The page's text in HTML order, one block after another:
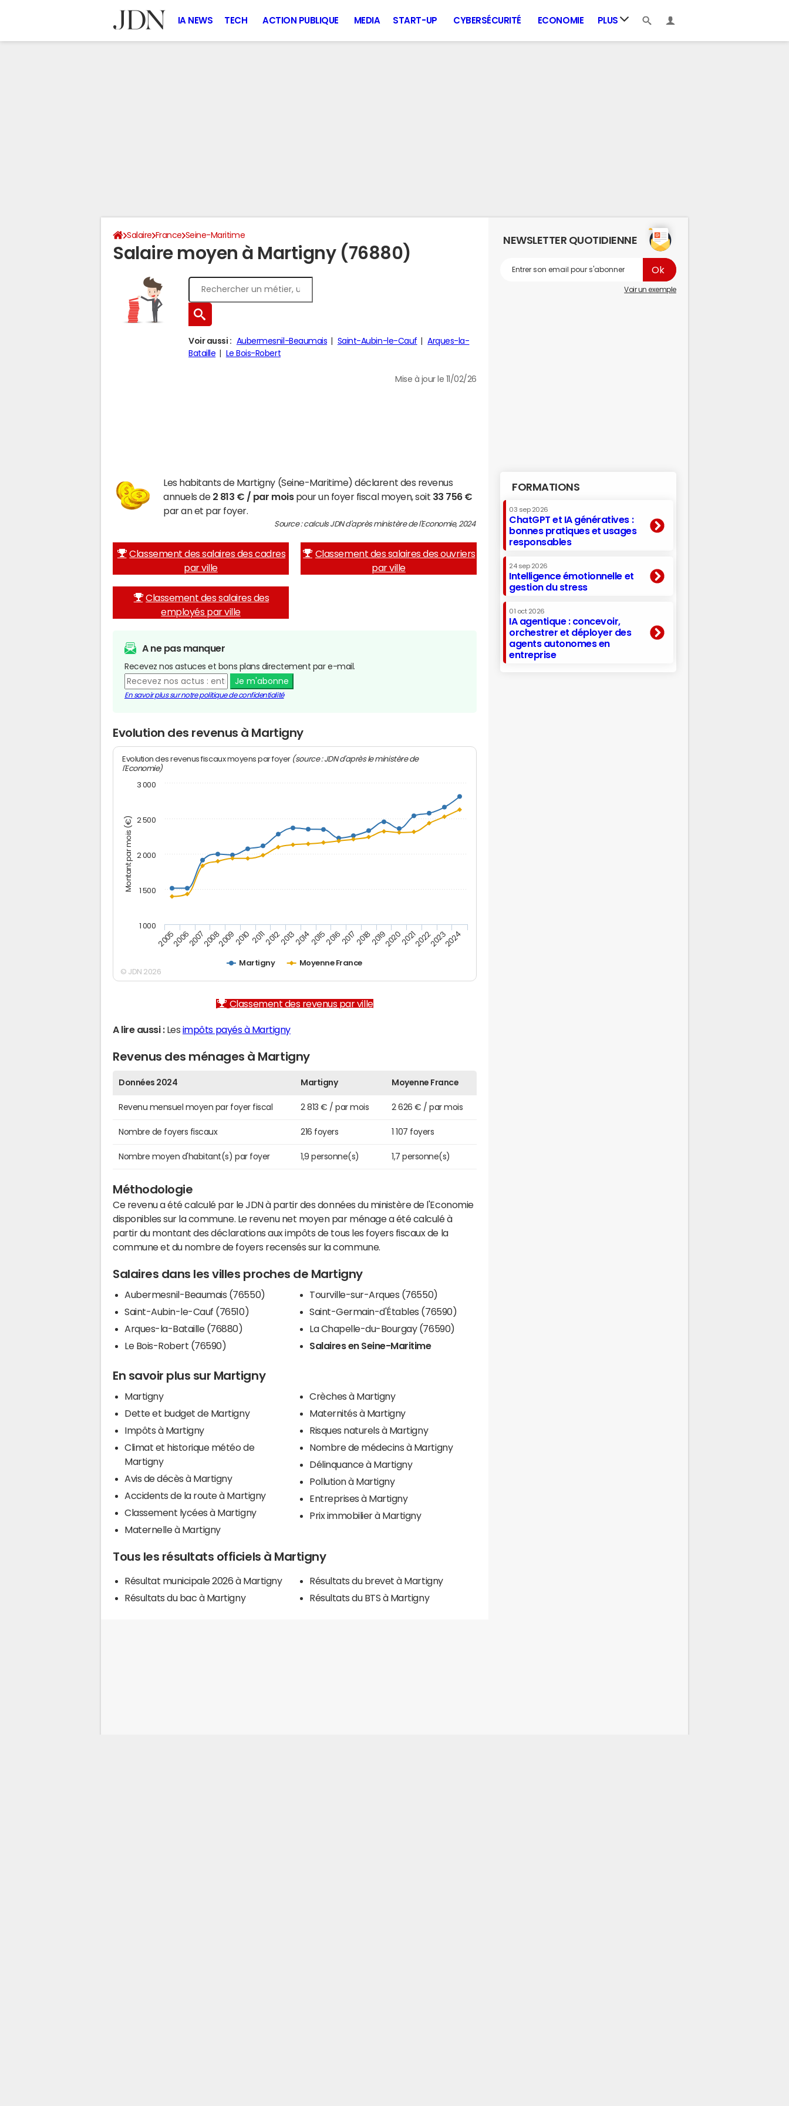
IA NEWS TECH ACTION PUBLIQUE MEDIA START-UP CYBERSÉCURITÉ ECONOMIE PLUS
Salaire France Seine-Maritime
Salaire moyen à Martigny (76880)
Voir aussi : Aubermesnil-Beaumais Saint-Aubin-le-Cauf
Arques-la-
Bataille
Le Bois-Robert
Mise à jour le 11/02/26
Les habitants de Martigny (Seine-Maritime) déclarent des revenus
annuels de 2 813 € / par moispour un foyer fiscal moyen, soit 33 756 €
par an et par foyer.
Source : calculs JDN d'après ministère de l'Economie, 2024
Classement des salaires des cadres
par ville
Classement des salaires des ouvriers
par ville
Classement des salaires des
employés par ville
A ne pas manquer
Recevez nos astuces et bons plans directement par e-mail.
Je m'abonne
En savoir plus sur notre politique de confidentialité
Evolution des revenus à Martigny
Montant par mois (€)
Evolution des revenus fiscaux moyens par foyer (source : JDN d'après le ministère de
l'Economie)
Martigny Moyenne France
200520062007200820092010 20112012201320142015201620172018201920202021202220232024
1 000
1 500
2 000
2 500
3 000
© JDN 2026
Classement des revenus par ville
A lire aussi :Les impôts payés à Martigny
Revenus des ménages à Martigny
Données 2024 Martigny Moyenne France
Revenu mensuel moyen par foyer fiscal 2 813 € / par mois 2 626 € / par mois
Nombre de foyers fiscaux 216 foyers 1 107 foyers
Nombre moyen d'habitant(s) par foyer 1,9 personne(s) 1,7 personne(s)
Méthodologie
Ce revenu a été calculé par le JDN à partir des données du ministère de l'Economie
disponibles sur la commune. Le revenu net moyen par ménage a été calculé à
partir du montant des déclarations aux impôts de tous les foyers fiscaux de la
commune et du nombre de foyers recensés sur la commune.
Salaires dans les villes proches de Martigny
Aubermesnil-Beaumais (76550)
Saint-Aubin-le-Cauf (76510)
Arques-la-Bataille (76880)
Le Bois-Robert (76590)
Tourville-sur-Arques (76550)
Saint-Germain-d'Étables (76590)
La Chapelle-du-Bourgay (76590)
Salaires en Seine-Maritime
En savoir plus sur Martigny
Martigny
Dette et budget de Martigny
Impôts à Martigny
Climat et historique météo de
Martigny
Avis de décès à Martigny
Accidents de la route à Martigny
Classement lycées à Martigny
Maternelle à Martigny
Crèches à Martigny
Maternités à Martigny
Risques naturels à Martigny
Nombre de médecins à Martigny
Délinquance à Martigny
Pollution à Martigny
Entreprises à Martigny
Prix immobilier à Martigny
Tous les résultats officiels à Martigny
Résultat municipale 2026 à Martigny
Résultats du bac à Martigny
Résultats du brevet à Martigny
Résultats du BTS à Martigny
NEWSLETTER QUOTIDIENNE
Voir un exemple
FORMATIONS
03 sep 2026
ChatGPT et IA génératives :
bonnes pratiques et usages
responsables
24 sep 2026
Intelligence émotionnelle et
gestion du stress
01 oct 2026
IA agentique : concevoir,
orchestrer et déployer des
agents autonomes en
entreprise